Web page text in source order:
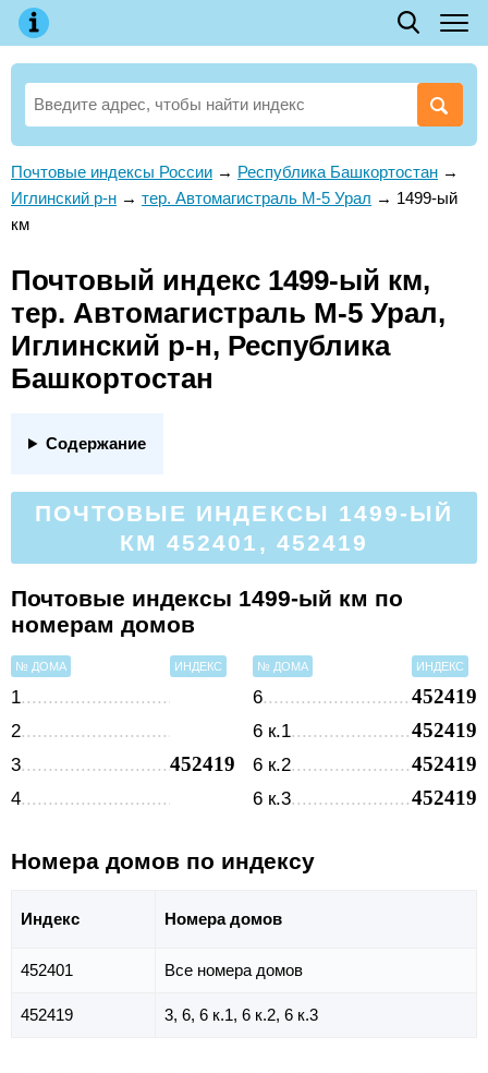
Почтовые индексы России → Республика Башкортостан →
Иглинский р-н → тер. Автомагистраль М-5 Урал → 1499-ый
км
Почтовый индекс 1499-ый км,
тер. Автомагистраль М-5 Урал,
Иглинский р-н, Республика
Башкортостан
Содержание
ПОЧТОВЫЕ ИНДЕКСЫ 1499-ЫЙ
КМ 452401, 452419
Почтовые индексы 1499-ый км по
номерам домов
№ ДОМА ИНДЕКС
1
2
3
452419
4
№ ДОМА ИНДЕКС
6 452419
6 к.1 452419
6 к.2 452419
6 к.3 452419
Номера домов по индексу
Индекс Номера домов
452401 Все номера домов
452419 3, 6, 6 к.1, 6 к.2, 6 к.3